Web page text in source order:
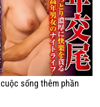
sống thêm phần